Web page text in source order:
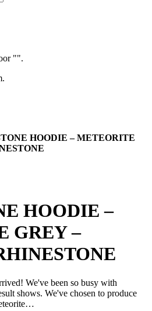
"".
HOODIE – METEORITE
HOODIE –
GREY –
We've been so busy with
shows. We've chosen to produce